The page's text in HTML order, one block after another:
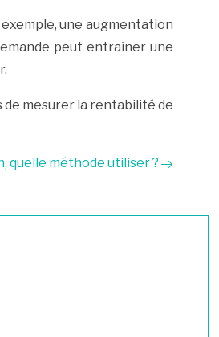
une augmentation
peut entraîner une
de mesurer la rentabilité de
quelle méthode utiliser ?